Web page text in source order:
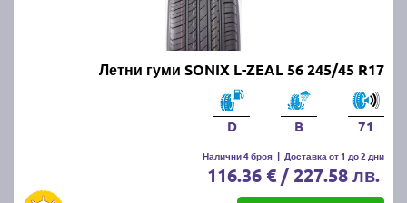
Летни гуми SONIX L-ZEAL 56 245/45 R17
D B 71
Налични 4 броя | Доставка от 1 до 2 дни
116.36 € / 227.58 лв.